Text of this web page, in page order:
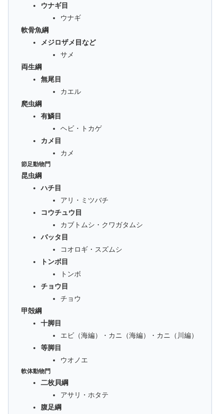
ウナギ目
ウナギ
軟骨魚綱
メジロザメ目など
サメ
両生綱
無尾目
カエル
爬虫綱
有鱗目
ヘビ・トカゲ
カメ目
カメ
節足動物門
昆虫綱
ハチ目
アリ・ミツバチ
コウチュウ目
カブトムシ・クワガタムシ
バッタ目
コオロギ・スズムシ
トンボ目
トンボ
チョウ目
チョウ
甲殻綱
十脚目
エビ（海編）・カニ（海編）・カニ（川編）
等脚目
ウオノエ
軟体動物門
二枚貝綱
アサリ・ホタテ
腹足綱